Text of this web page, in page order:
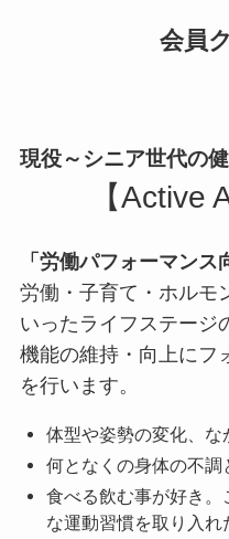
会員
現役～シニア世代の
【Active
「労働パフォーマンス
労働・子育て・ホルモ
いったライフステージ
機能の維持・向上にフ
を行います。
体型や姿勢の変化、
何となくの身体の不
食べる飲む事が好き
な運動習慣を取り入れ